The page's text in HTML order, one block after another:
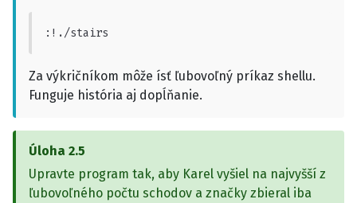
:!./stairs
Za výkričníkom môže ísť ľubovoľný príkaz shellu.
Funguje história aj dopĺňanie.
Úloha 2.5
Upravte program tak, aby Karel vyšiel na najvyšší z
ľubovoľného počtu schodov a značky zbieral iba